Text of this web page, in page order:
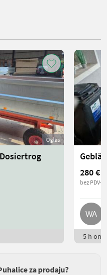
Oglas
280 €
bez PDV-a
5 h
za prodaju?